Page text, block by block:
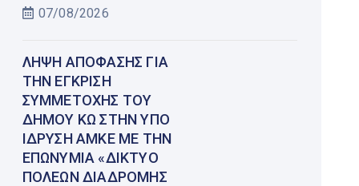
07/08/2026
ΛΉΨΗ ΑΠΌΦΑΣΗΣ ΓΙΑ
ΤΗΝ ΈΓΚΡΙΣΗ
ΣΥΜΜΕΤΟΧΉΣ ΤΟΥ
ΔΉΜΟΥ ΚΩ ΣΤΗΝ ΥΠΌ
ΊΔΡΥΣΗ ΑΜΚΕ ΜΕ ΤΗΝ
ΕΠΩΝΥΜΊΑ «ΔΊΚΤΥΟ
ΠΌΛΕΩΝ ΔΙΑΔΡΟΜΉΣ